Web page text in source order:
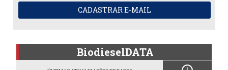
CADASTRAR E-MAIL
BiodieselDATA